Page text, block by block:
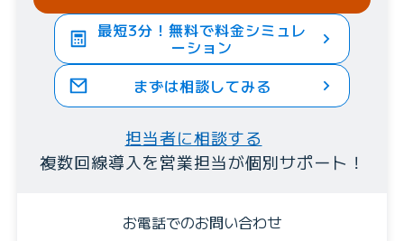
最短3分！無料で料金シミュレ
ーション
まずは相談してみる
担当者に相談する
複数回線導入を営業担当が個別サポート！
お電話でのお問い合わせ